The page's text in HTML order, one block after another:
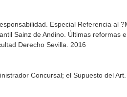
Especial Referencia al
Sainz de Andino. Últimas reformas
Derecho Sevilla. 2016
Concursal; el Supuesto del